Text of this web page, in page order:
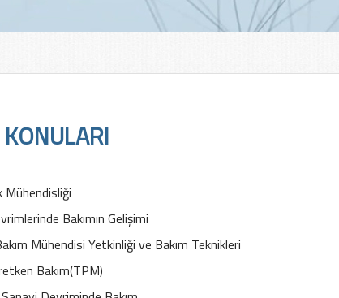
Mühendisliği
Bakımın Gelişimi
Mühendisi Yetkinliği ve Bakım Teknikleri
Bakım(TPM)